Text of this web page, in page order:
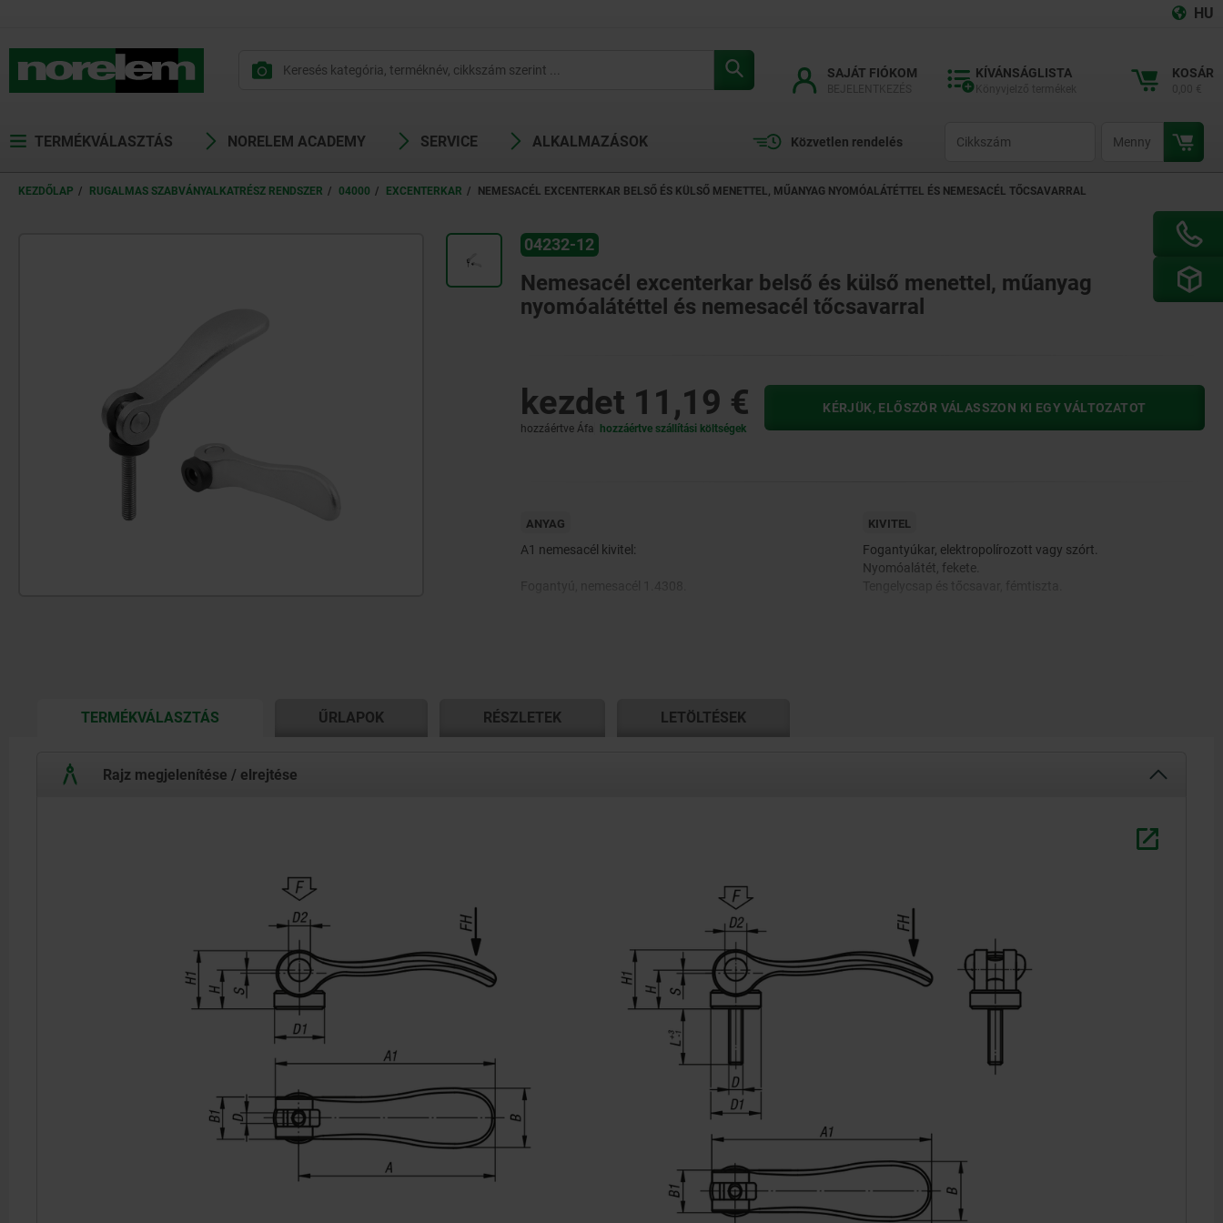
HU
SAJÁT FIÓKOM KÍVÁNSÁGLISTA KOSÁR
TERMÉKVÁLASZTÁS NORELEM ACADEMY SERVICE ALKALMAZÁSOK Közvetlen rendelés
KEZDŐLAP RUGALMAS SZABVÁNYALKATRÉSZ RENDSZER 04000 EXCENTERKAR NEMESACÉL EXCENTERKAR BELSŐ ÉS KÜLSŐ MENETTEL, MŰANYAG NYOMÓALÁTÉTTEL ÉS NEMESACÉL TŐCSAVARRAL
04232-12
Nemesacél excenterkar belső és külső menettel, műanyag
nyomóalátéttel és nemesacél tőcsavarral
kezdet 11,19 €
hozzáértve Áfa hozzáértve szállítási költségek
KÉRJÜK, ELŐSZÖR VÁLASSZON KI EGY VÁLTOZATOT
ANYAG
A1 nemesacél kivitel:
KIVITEL
Fogantyúkar, elektropolírozott vagy szórt.
Nyomóalátét, fekete.
TERMÉKVÁLASZTÁSCURRENT
ŰRLAPOK RÉSZLETEK LETÖLTÉSEK
Rajz megjelenítése / elrejtése